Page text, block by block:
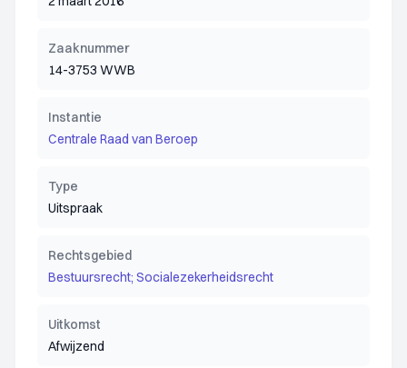
Zaaknummer
14-3753 WWB
Instantie
Centrale Raad van Beroep
Type
Uitspraak
Rechtsgebied
Bestuursrecht; Socialezekerheidsrecht
Uitkomst
Afwijzend